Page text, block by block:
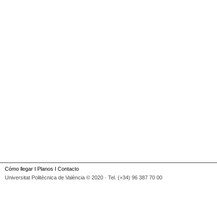
Cómo llegar I Planos I Contacto
Universitat Politècnica de València © 2020 · Tel. (+34) 96 387 70 00